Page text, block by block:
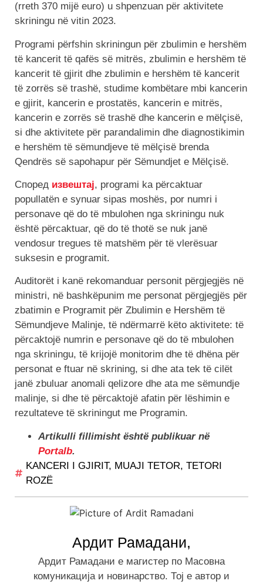
(rreth 370 mijë euro) u shpenzuan për aktivitete
skriningu në vitin 2023.
Programi përfshin skriningun për zbulimin e hershëm
të kancerit të qafës së mitrës, zbulimin e hershëm të
kancerit të gjirit dhe zbulimin e hershëm të kancerit
të zorrës së trashë, studime kombëtare mbi kancerin
e gjirit, kancerin e prostatës, kancerin e mitrës,
kancerin e zorrës së trashë dhe kancerin e mëlçisë,
si dhe aktivitete për parandalimin dhe diagnostikimin
e hershëm të sëmundjeve të mëlçisë brenda
Qendrës së sapohapur për Sëmundjet e Mëlçisë.
Според извештај, programi ka përcaktuar
popullatën e synuar sipas moshës, por numri i
personave që do të mbulohen nga skriningu nuk
është përcaktuar, që do të thotë se nuk janë
vendosur tregues të matshëm për të vlerësuar
suksesin e programit.
Auditorët i kanë rekomanduar personit përgjegjës në
ministri, në bashkëpunim me personat përgjegjës për
zbatimin e Programit për Zbulimin e Hershëm të
Sëmundjeve Malinje, të ndërmarrë këto aktivitete: të
përcaktojë numrin e personave që do të mbulohen
nga skriningu, të krijojë monitorim dhe të dhëna për
personat e ftuar në skrining, si dhe ata tek të cilët
janë zbuluar anomali qelizore dhe ata me sëmundje
malinje, si dhe të përcaktojë afatin për lëshimin e
rezultateve të skriningut me Programin.
Artikulli fillimisht është publikuar në
Portalb.
KANCERI I GJIRIT, MUAJI TETOR, TETORI
ROZË
Ардит Рамадани,
Ардит Рамадани е магистер по Масовна
комуникација и новинарство. Тој е автор и